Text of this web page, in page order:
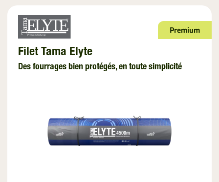
Premium
Filet Tama Elyte
Des fourrages bien protégés, en toute simplicité